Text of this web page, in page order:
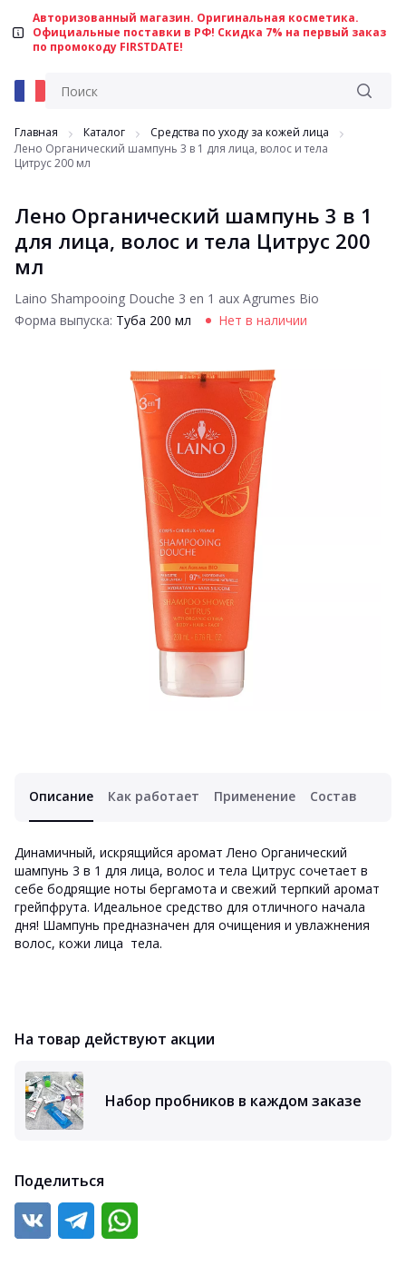
Авторизованный магазин. Оригинальная косметика.
Официальные поставки в РФ! Скидка 7% на первый заказ
по промокоду FIRSTDATE!
Главная Каталог
Средства по уходу за кожей лица
Лено Органический шампунь 3 в 1 для лица, волос и тела
Цитрус 200 мл
Лено Органический шампунь 3 в 1
для лица, волос и тела Цитрус 200
мл
Laino Shampooing Douche 3 en 1 aux Agrumes Bio
Форма выпуска: Туба 200 мл Нет в наличии
Описание Как работает Применение Состав
Динамичный, искрящийся ароматЛено Органический
шампунь 3 в 1 для лица, волос и тела Цитрус сочетает в
себе бодрящие ноты бергамота и свежий терпкий аромат
грейпфрута. Идеальное средство для отличного начала
дня! Шампунь предназначен для очищения и увлажнения
волос, кожи лица тела.
На товар действуют акции
Набор пробников в каждом заказе
Поделиться